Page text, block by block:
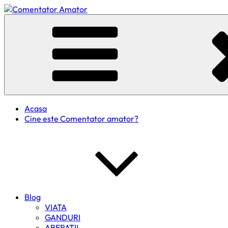
Skip
to
Comentator Amator
Acasa
Cine este Comentator amator?
Blog
VIATA
GANDURI